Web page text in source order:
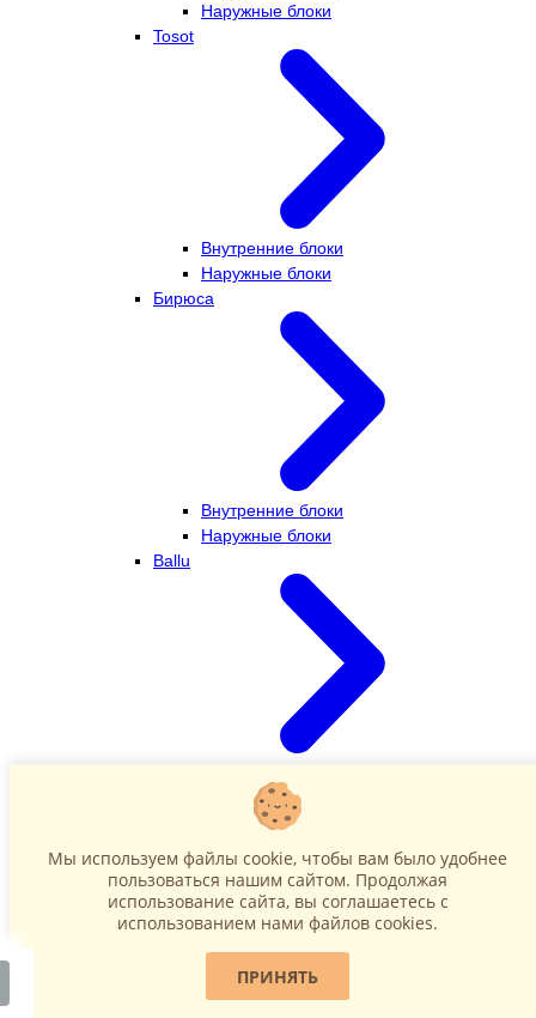
Наружные блоки
Tosot
Внутренние блоки
Наружные блоки
Бирюса
Внутренние блоки
Наружные блоки
Ballu
Наружные блоки
Мы используем файлы cookie, чтобы вам было удобнее
пользоваться нашим сайтом. Продолжая
использование сайта, вы соглашаетесь c
использованием нами файлов cookies.
ПРИНЯТЬ